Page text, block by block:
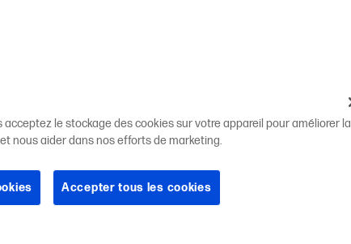
acceptez le stockage des cookies sur votre appareil pour améliorer la
nous aider dans nos efforts de marketing.
Accepter tous les cookies